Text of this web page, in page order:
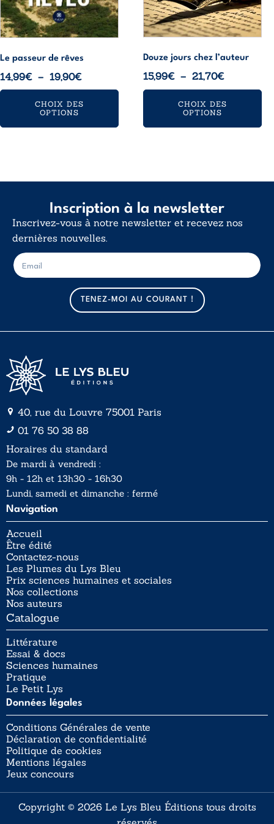
Le passeur de rêves
14,99€ – 19,90€Plage
de
prix :
CHOIX DES
OPTIONS
choisies
sur
la
page
du
produit
Douze jours chez l’auteur
15,99€ – 21,70€Plage
de
prix :
CHOIX DES
OPTIONS
choisies
sur
la
page
du
produit
Inscription à la newsletter
Inscrivez-vous à notre newsletter et recevez nos
dernières nouvelles.
m
a
i
l
E
-
m
TENEZ-MOI AU COURANT !
40, rue du Louvre 75001 Paris
01 76 50 38 88
Horaires du standard
De mardi à vendredi :
9h - 12h et 13h30 - 16h30
Lundi, samedi et dimanche : fermé
Navigation
Accueil
Être édité
Contactez-nous
Les Plumes du Lys Bleu
Prix sciences humaines et sociales
Nos collections
Nos auteurs
Catalogue
Littérature
Essai & docs
Sciences humaines
Pratique
Le Petit Lys
Données légales
Conditions Générales de vente
Déclaration de confidentialité
Politique de cookies
Mentions légales
Jeux concours
Copyright © 2026 Le Lys Bleu Éditions tous droits